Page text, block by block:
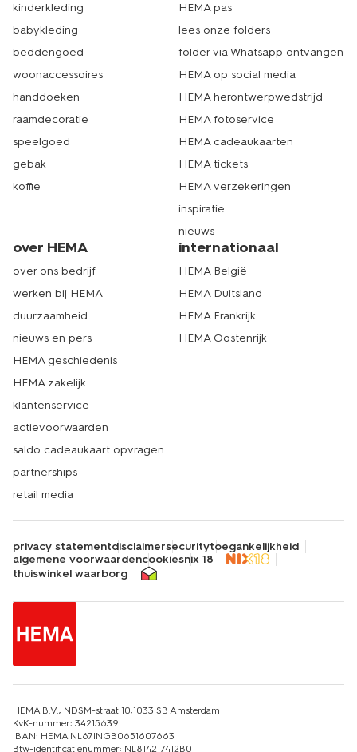
kinderkleding
babykleding
beddengoed
woonaccessoires
handdoeken
raamdecoratie
speelgoed
gebak
koffie
HEMA pas
lees onze folders
folder via Whatsapp ontvangen
HEMA op social media
HEMA herontwerpwedstrijd
HEMA fotoservice
HEMA cadeaukaarten
HEMA tickets
HEMA verzekeringen
inspiratie
nieuws
over HEMA
over ons bedrijf
werken bij HEMA
duurzaamheid
nieuws en pers
HEMA geschiedenis
HEMA zakelijk
klantenservice
actievoorwaarden
saldo cadeaukaart opvragen
partnerships
retail media
internationaal
HEMA België
HEMA Duitsland
HEMA Frankrijk
HEMA Oostenrijk
privacy statementdisclaimersecuritytoegankelijkheid
algemene voorwaardencookiesnix 18
thuiswinkel waarborg
HEMA B.V., NDSM-straat 10,1033 SB Amsterdam
KvK-nummer: 34215639
IBAN: HEMA NL67INGB0651607663
Btw-identificatienummer: NL814217412B01